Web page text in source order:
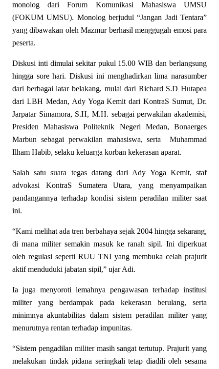
monolog dari Forum Komunikasi Mahasiswa UMSU
(FOKUM UMSU). Monolog berjudul “Jangan Jadi Tentara”
yang dibawakan oleh Mazmur berhasil menggugah emosi para
peserta.
Diskusi inti dimulai sekitar pukul 15.00 WIB dan berlangsung
hingga sore hari. Diskusi ini menghadirkan lima narasumber
dari berbagai latar belakang, mulai dari Richard S.D Hutapea
dari LBH Medan, Ady Yoga Kemit dari KontraS Sumut, Dr.
Jarpatar Simamora, S.H, M.H. sebagai perwakilan akademisi,
Presiden Mahasiswa Politeknik Negeri Medan, Bonaerges
Marbun sebagai perwakilan mahasiswa, serta Muhammad
Ilham Habib, selaku keluarga korban kekerasan aparat.
Salah satu suara tegas datang dari Ady Yoga Kemit, staf
advokasi KontraS Sumatera Utara, yang menyampaikan
pandangannya terhadap kondisi sistem peradilan militer saat
ini.
“Kami melihat ada tren berbahaya sejak 2004 hingga sekarang,
di mana militer semakin masuk ke ranah sipil. Ini diperkuat
oleh regulasi seperti RUU TNI yang membuka celah prajurit
aktif menduduki jabatan sipil,” ujar Adi.
Ia juga menyoroti lemahnya pengawasan terhadap institusi
militer yang berdampak pada kekerasan berulang, serta
minimnya akuntabilitas dalam sistem peradilan militer yang
menurutnya rentan terhadap impunitas.
“Sistem pengadilan militer masih sangat tertutup. Prajurit yang
melakukan tindak pidana seringkali tetap diadili oleh sesama